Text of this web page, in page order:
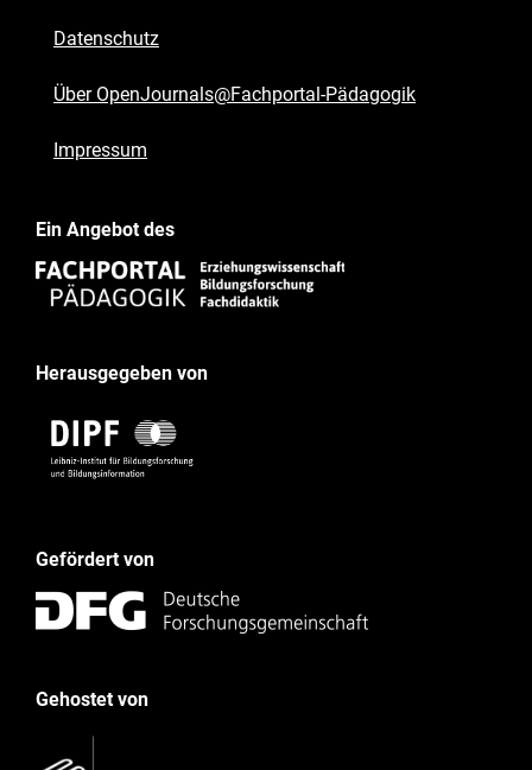
Datenschutz
Über OpenJournals@Fachportal-Pädagogik
Impressum
Ein Angebot des
Herausgegeben von
Gefördert von
Gehostet von